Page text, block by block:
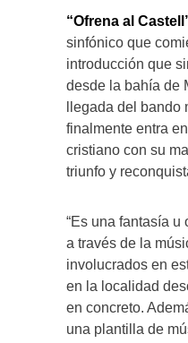
“Ofrena al
sinfónico que
introducción que
desde la bahía de
llegada del bando
finalmente entra
cristiano con su
triunfo y
“Es una fantasía u
a través de la
involucrados en
en la localidad
en concreto.
una plantilla de